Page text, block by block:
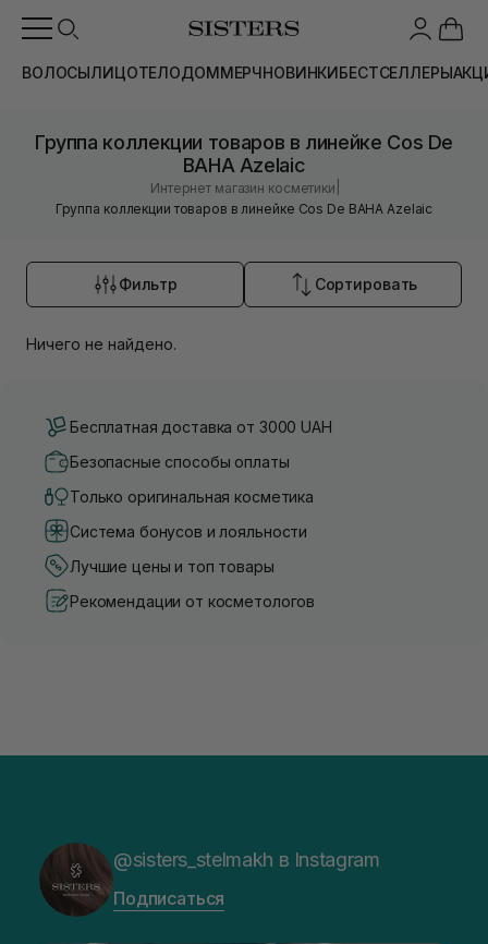
ВОЛОСЫЛИЦОТЕЛОДОММЕРЧНОВИНКИБЕСТСЕЛЛЕРЫ
Группа коллекции товаров в линейке Cos De
BAHA Azelaic
Интернет магазин косметики
Группа коллекции товаров в линейке Cos De BAHA Azelaic
Фильтр Сортировать
Ничего не найдено.
Бесплатная доставка от 3000 UAH
Безопасные способы оплаты
Только оригинальная косметика
Система бонусов и лояльности
Лучшие цены и топ товары
Рекомендации от косметологов
@sisters_stelmakh в Instagram
Подписаться